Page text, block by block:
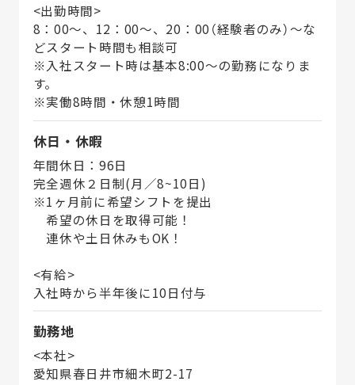
<出勤時間>
8：00～、12：00～、20：00（経験者のみ）～な
どスタート時間も相談可
※入社スタート時は基本8:00～の勤務になりま
す。
※実働8時間・休憩1時間
休日・休暇
年間休日：96日
完全週休２日制(月／8~10日)
※1ヶ月前に希望シフトを提出
希望の休日を取得可能！
連休や土日休みもOK！
<有給>
入社時から半年後に10日付与
勤務地
<本社>
愛知県春日井市細木町2-17